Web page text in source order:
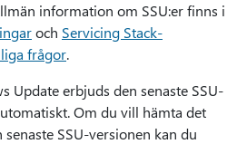
information om SSU:er finns i
och Servicing Stack-
frågor.
Update erbjuds den senaste SSU-
Om du vill hämta det
SSU-versionen kan du